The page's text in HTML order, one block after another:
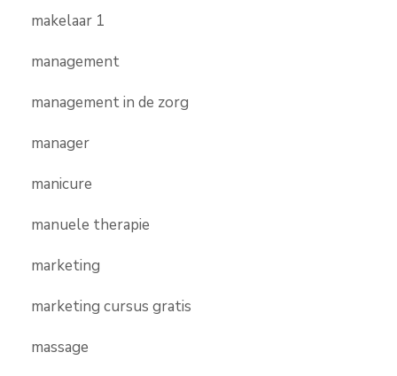
makelaar 1
management
management in de zorg
manager
manicure
manuele therapie
marketing
marketing cursus gratis
massage